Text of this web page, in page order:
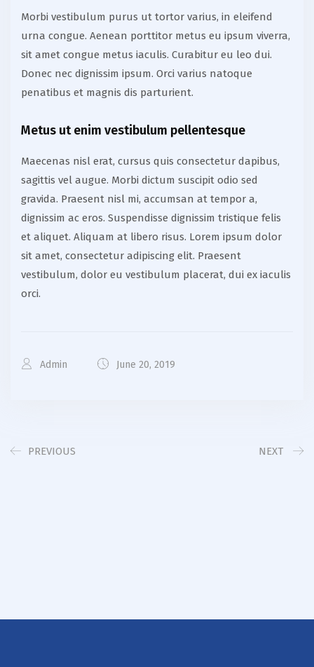
Morbi vestibulum purus ut tortor varius, in eleifend
urna congue. Aenean porttitor metus eu ipsum viverra,
sit amet congue metus iaculis. Curabitur eu leo dui.
Donec nec dignissim ipsum. Orci varius natoque
penatibus et magnis dis parturient.
Metus ut enim vestibulum pellentesque
Maecenas nisl erat, cursus quis consectetur dapibus,
sagittis vel augue. Morbi dictum suscipit odio sed
gravida. Praesent nisl mi, accumsan at tempor a,
dignissim ac eros. Suspendisse dignissim tristique felis
et aliquet. Aliquam at libero risus. Lorem ipsum dolor
sit amet, consectetur adipiscing elit. Praesent
vestibulum, dolor eu vestibulum placerat, dui ex iaculis
orci.
Admin June 20, 2019
PREVIOUS NEXT